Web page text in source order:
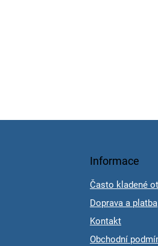
Informace
Často kladené
Doprava a platba
Kontakt
Obchodní